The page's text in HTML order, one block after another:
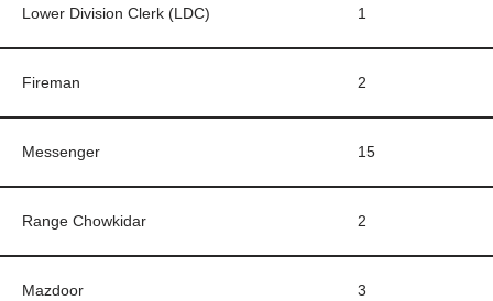
Lower Division Clerk (LDC) 1
Fireman 2
Messenger 15
Range Chowkidar 2
Mazdoor 3